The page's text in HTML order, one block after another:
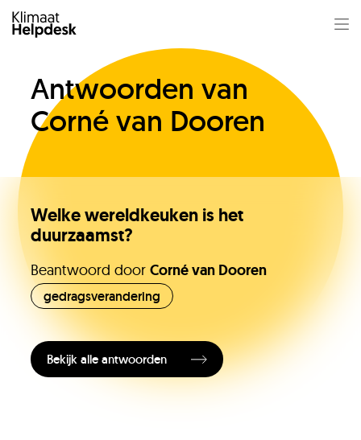
Antwoorden van
Corné van Dooren
Welke wereldkeuken is het
duurzaamst?
Beantwoord door Corné van Dooren
gedragsverandering
Bekijk alle antwoorden
Onze experts
Vacatures